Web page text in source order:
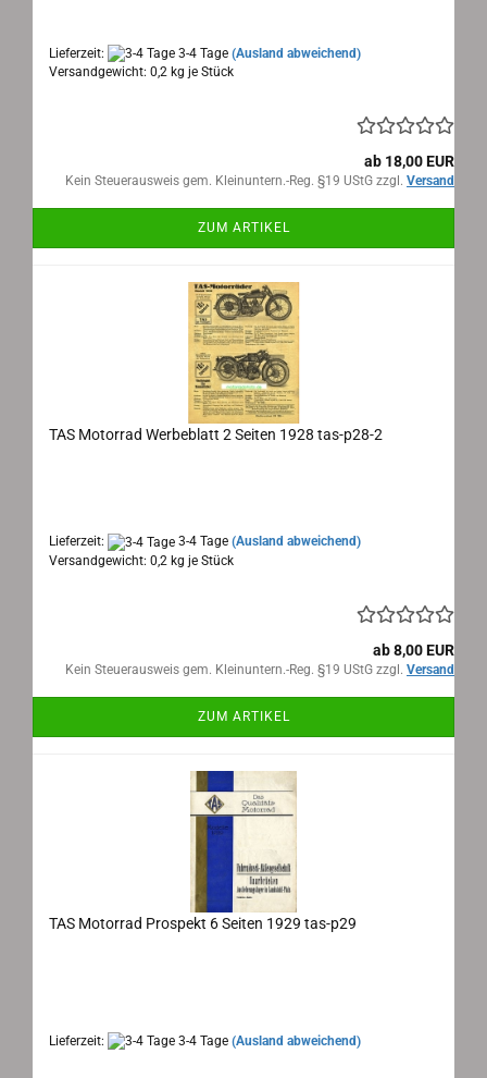
Lieferzeit: 3-4 Tage (Ausland abweichend)
Versandgewicht: 0,2 kg je Stück
ab 18,00 EUR
Kein Steuerausweis gem. Kleinuntern.-Reg. §19 UStG zzgl. Versand
ZUM ARTIKEL
TAS Motorrad Werbeblatt 2 Seiten 1928 tas-p28-2
Lieferzeit: 3-4 Tage (Ausland abweichend)
Versandgewicht: 0,2 kg je Stück
ab 8,00 EUR
Kein Steuerausweis gem. Kleinuntern.-Reg. §19 UStG zzgl. Versand
ZUM ARTIKEL
TAS Motorrad Prospekt 6 Seiten 1929 tas-p29
Lieferzeit: 3-4 Tage (Ausland abweichend)